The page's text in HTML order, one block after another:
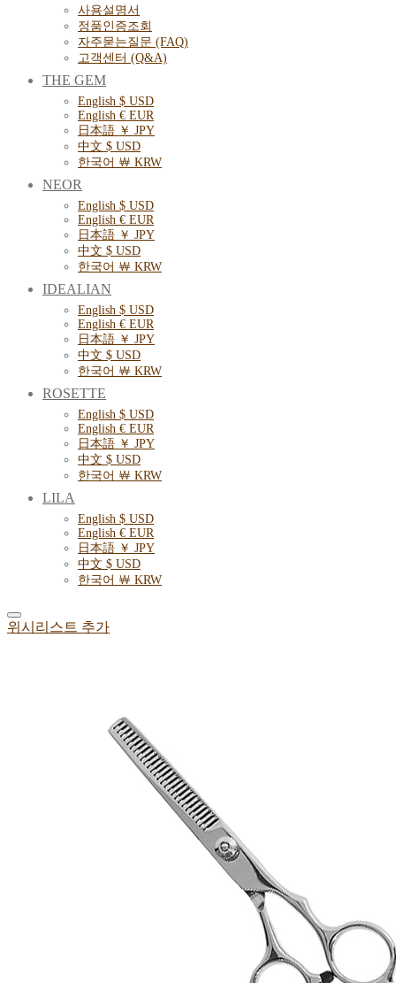
사용설명서
정품인증조회
자주묻는질문 (FAQ)
고객센터 (Q&A)
THE GEM
English $ USD
English € EUR
日本語 ￥ JPY
中文 $ USD
한국어 ￦ KRW
NEOR
English $ USD
English € EUR
日本語 ￥ JPY
中文 $ USD
한국어 ￦ KRW
IDEALIAN
English $ USD
English € EUR
日本語 ￥ JPY
中文 $ USD
한국어 ￦ KRW
ROSETTE
English $ USD
English € EUR
日本語 ￥ JPY
中文 $ USD
한국어 ￦ KRW
LILA
English $ USD
English € EUR
日本語 ￥ JPY
中文 $ USD
한국어 ￦ KRW
위시리스트 추가